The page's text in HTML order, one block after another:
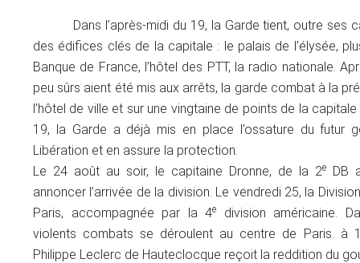
Dans l’après-midi du 19, la Garde tient, outre ses
des édifices clés de la capitale : le palais de l’élysée,
Banque de France, l’hôtel des PTT, la radio nationale.
peu sûrs aient été mis aux arrêts, la garde combat à la
l’hôtel de ville et sur une vingtaine de points de la
19, la Garde a déjà mis en place l’ossature du futur
Libération et en assure la protection.
Le 24 août au soir, le capitaine Dronne, de la 2e
DB
annoncer l’arrivée de la division. Le vendredi 25, la
Paris, accompagnée par la 4e
division américaine.
violents combats se déroulent au centre de Paris. à
Philippe Leclerc de Hauteclocque reçoit la reddition du